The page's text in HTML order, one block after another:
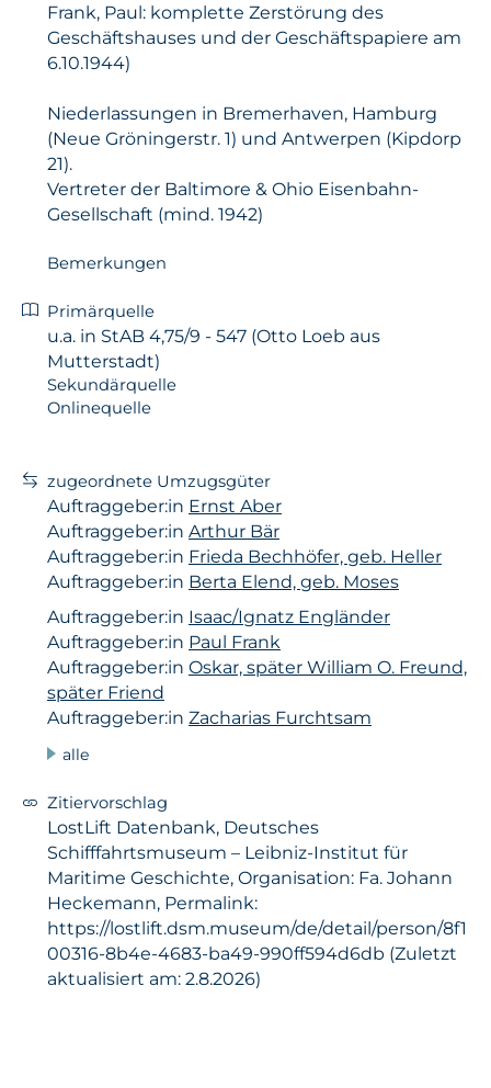
Frank, Paul: komplette Zerstörung des
Geschäftshauses und der Geschäftspapiere am
6.10.1944)
Niederlassungen in Bremerhaven, Hamburg
(Neue Gröningerstr. 1) und Antwerpen (Kipdorp
21).
Vertreter der Baltimore & Ohio Eisenbahn-
Gesellschaft (mind. 1942)
Bemerkungen
Primärquelle
u.a. in StAB 4,75/9 - 547 (Otto Loeb aus
Mutterstadt)
Sekundärquelle
Onlinequelle
zugeordnete Umzugsgüter
Auftraggeber:in Ernst Aber
Auftraggeber:in Arthur Bär
Auftraggeber:in Frieda Bechhöfer, geb. Heller
Auftraggeber:in Berta Elend, geb. Moses
Auftraggeber:in Isaac/Ignatz Engländer
Auftraggeber:in Paul Frank
Auftraggeber:in Oskar, später William O. Freund,
später Friend
Auftraggeber:in Zacharias Furchtsam
alle
Zitiervorschlag
LostLift Datenbank, Deutsches
Schifffahrtsmuseum – Leibniz-Institut für
Maritime Geschichte, Organisation: Fa. Johann
Heckemann, Permalink:
https://lostlift.dsm.museum/de/detail/person/8f1
00316-8b4e-4683-ba49-990ff594d6db (Zuletzt
aktualisiert am: 2.8.2026)